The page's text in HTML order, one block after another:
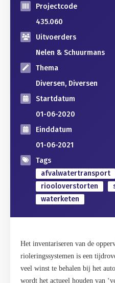
Projectcode
435.060
Uitvoerders
Nelen & Schuurmans
Thema
Diversen, Diversen
Startdatum
01-06-2020
Einddatum
01-06-2021
Tags
afvalwatertransport
riooloverstorten
waterketen
Het inventariseren van de
rioleringssystemen is een
veel winst te behalen bij het
wordt het actueel houden van